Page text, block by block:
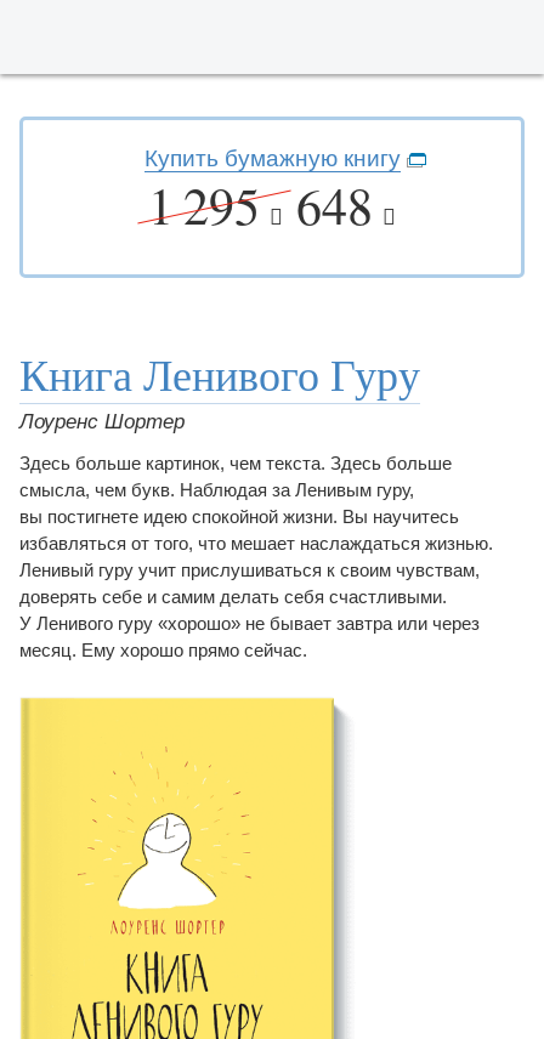
Купить бумажную книгу
1 295 648
Книга Ленивого Гуру
Лоуренс Шортер
Здесь больше картинок, чем текста. Здесь больше
смысла, чем букв. Наблюдая за Ленивым гуру,
вы постигнете идею спокойной жизни. Вы научитесь
избавляться от того, что мешает наслаждаться жизнью.
Ленивый гуру учит прислушиваться к своим чувствам,
доверять себе и самим делать себя счастливыми.
У Ленивого гуру «хорошо» не бывает завтра или через
месяц. Ему хорошо прямо сейчас.